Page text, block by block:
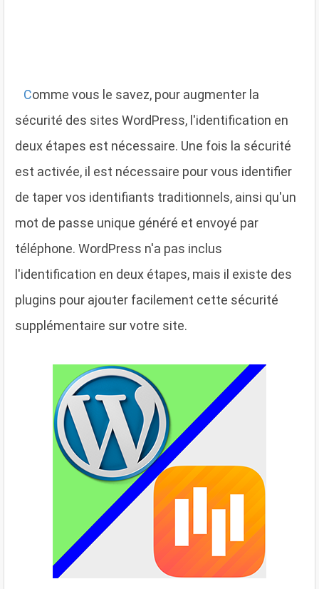
Comme vous le savez, pour augmenter la
sécurité des sites WordPress, l'identification en
deux étapes est nécessaire. Une fois la sécurité
est activée, il est nécessaire pour vous identifier
de taper vos identifiants traditionnels, ainsi qu'un
mot de passe unique généré et envoyé par
téléphone. WordPress n'a pas inclus
l'identification en deux étapes, mais il existe des
plugins pour ajouter facilement cette sécurité
supplémentaire sur votre site.